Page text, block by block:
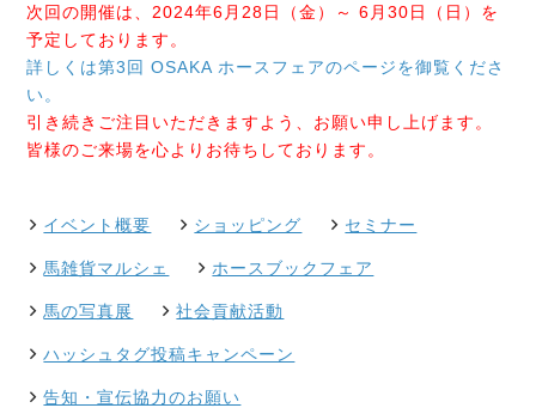
次回の開催は、2024年6月28日（金）～ 6月30日（日）を
予定しております。
詳しくは第3回 OSAKA ホースフェアのページを御覧くださ
い。
引き続きご注目いただきますよう、お願い申し上げます。
皆様のご来場を心よりお待ちしております。
イベント概要 ショッピング セミナー
馬雑貨マルシェ ホースブックフェア
馬の写真展 社会貢献活動
ハッシュタグ投稿キャンペーン
告知・宣伝協力のお願い